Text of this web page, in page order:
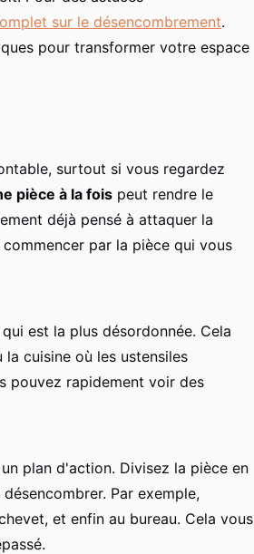
sur le désencombrement.
pour transformer votre espace
surtout si vous regardez
pièce à la fois peut rendre le
déjà pensé à attaquer la
par la pièce qui vous
est la plus désordonnée. Cela
cuisine où les ustensiles
pouvez rapidement voir des
plan d'action. Divisez la pièce en
Par exemple,
et enfin au bureau. Cela vous